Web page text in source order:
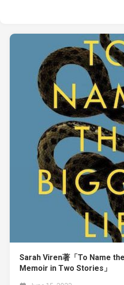
Sarah Viren著「To Name
Memoir in Two Stories」